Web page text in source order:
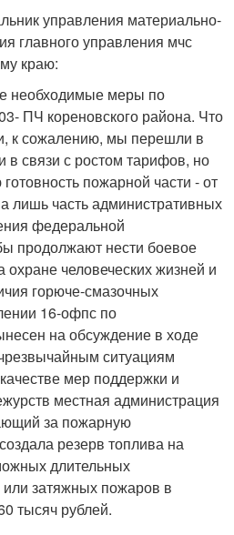
управления материально-
главного управления мчс
краю:
необходимые меры по
ПЧ кореновского района. Что
к сожалению, мы перешли в
в связи с ростом тарифов, но
пожарной части - от
лишь часть административных
федеральной
продолжают нести боевое
охране человеческих жизней и
горюче-смазочных
16-офпс по
на обсуждение в ходе
ситуациям
мер поддержки и
местная администрация
за пожарную
резерв топлива на
длительных
затяжных пожаров в
тысяч рублей.